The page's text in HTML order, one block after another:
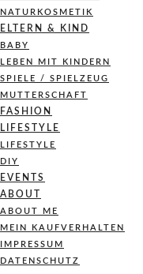
NATURKOSMETIK
ELTERN & KIND
BABY
LEBEN MIT KINDERN
SPIELE / SPIELZEUG
MUTTERSCHAFT
FASHION
LIFESTYLE
LIFESTYLE
DIY
EVENTS
ABOUT
ABOUT ME
MEIN KAUFVERHALTEN
IMPRESSUM
DATENSCHUTZ